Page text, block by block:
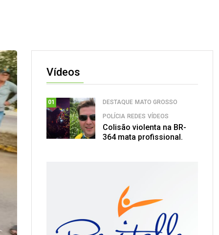
Vídeos
01 DESTAQUE MATO GROSSO
POLÍCIA REDES VÍDEOS
Colisão violenta na BR-
364 mata profissional.